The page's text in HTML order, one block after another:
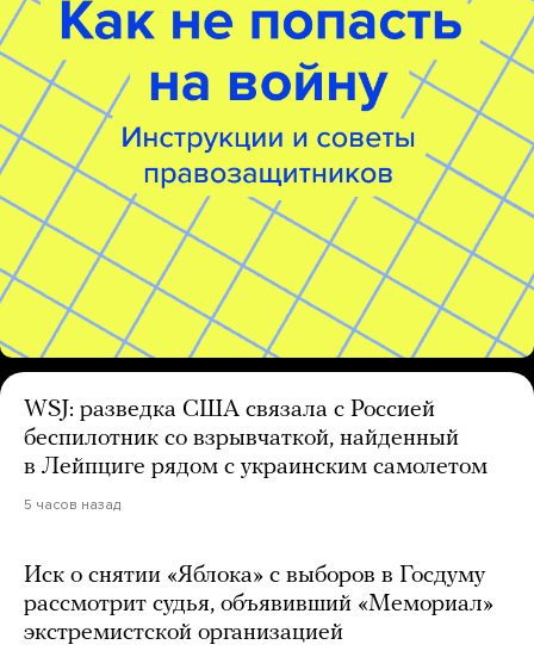
WSJ: разведка США связала с Россией
беспилотник со взрывчаткой, найденный
в Лейпциге рядом с украинским самолетом
5 часов назад
Иск о снятии «Яблока» с выборов в Госдуму
рассмотрит судья, объявивший «Мемориал»
экстремистской организацией